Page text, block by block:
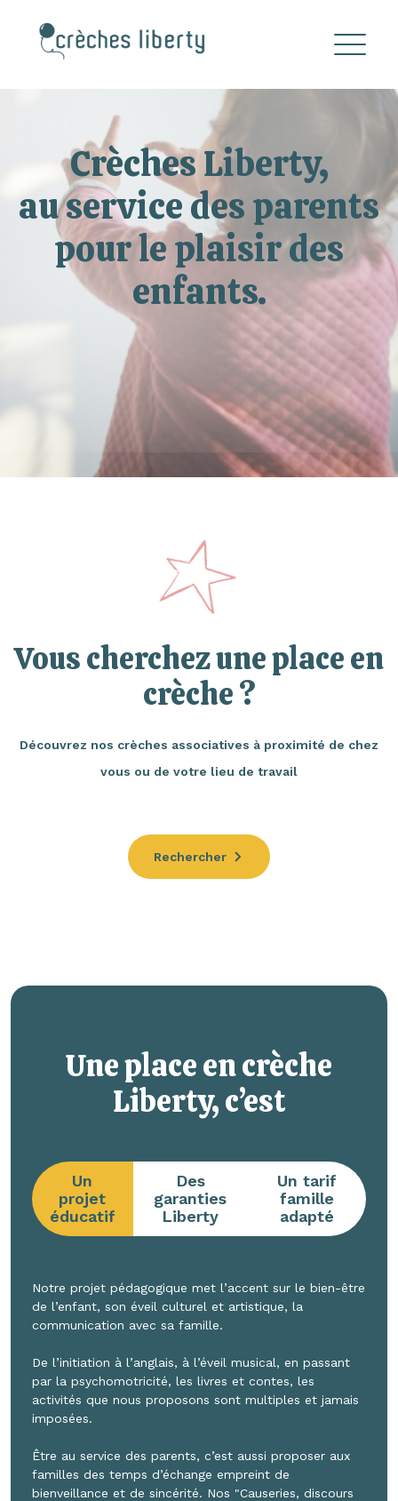
Crèches Liberty,
au service des parents
pour le plaisir des
enfants.
Vous cherchez une place en
crèche ?
Découvrez nos crèches associatives à proximité de chez
vous ou de votre lieu de travail
Rechercher
Une place en crèche
Liberty, c’est
Un
projet
éducatif
Des
garanties
Liberty
Un tarif
famille
adapté
Notre projet pédagogique met l’accent sur le bien-être
de l’enfant, son éveil culturel et artistique, la
communication avec sa famille.
De l’initiation à l’anglais, à l’éveil musical, en passant
par la psychomotricité, les livres et contes, les
activités que nous proposons sont multiples et jamais
imposées.
Être au service des parents, c’est aussi proposer aux
familles des temps d’échange empreint de
bienveillance et de sincérité. Nos "Causeries, discours